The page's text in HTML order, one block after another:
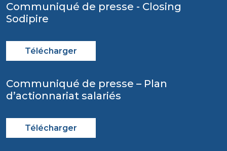
Communiqué de presse - Closing
Sodipire
Télécharger
Communiqué de presse – Plan
d’actionnariat salariés
Télécharger